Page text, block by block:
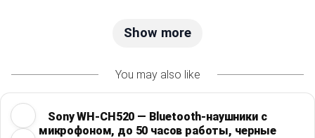
Show more
You may also like
Sony WH-CH520 — Bluetooth-наушники с
микрофоном, до 50 часов работы, черные